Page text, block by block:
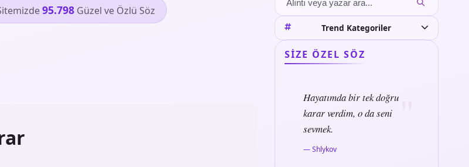
95.798Güzel ve Özlü Söz
Trend Kategoriler
SIZE ÖZEL SÖZ
Hayatımda bir tek doğru
karar verdim, o da seni
sevmek.
— Shlykov